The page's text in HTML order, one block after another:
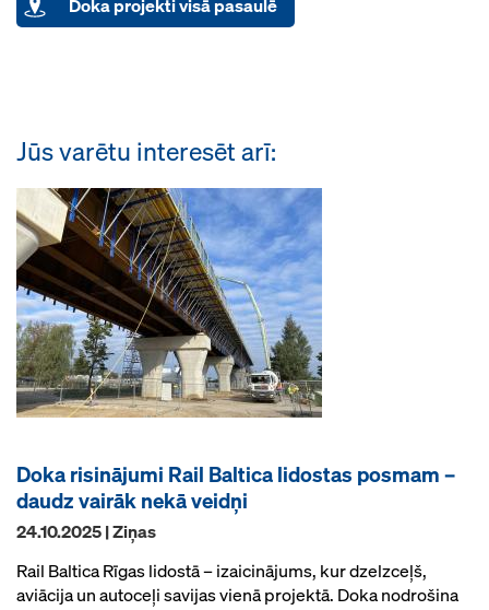
Doka projekti visā pasaulē
Jūs varētu interesēt arī:
Doka risinājumi Rail Baltica lidostas posmam –
daudz vairāk nekā veidņi
24.10.2025 | Ziņas
Rail Baltica Rīgas lidostā – izaicinājums, kur dzelzceļš,
aviācija un autoceļi savijas vienā projektā. Doka nodrošina